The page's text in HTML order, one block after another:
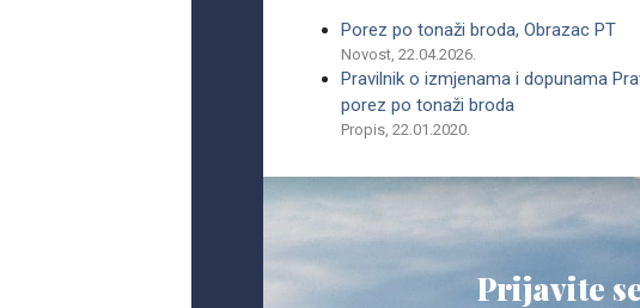
Porez po tonaži broda, Obrazac PT
Novost, 22.04.2026.
Pravilnik o izmjenama i dopunama
porez po tonaži broda
Propis, 22.01.2020.
Prijavite